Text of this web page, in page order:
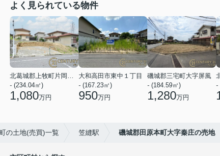
よく見られている物件
北葛城郡上牧町片岡台１丁目
- (234.04㎡)
1,080万円
大和高田市東中１丁目
- (167.23㎡)
950万円
磯城郡三宅町大字屏風
- (184.59㎡)
1,280万円
-
の土地(売買)一覧 笠縫駅 磯城郡田原本町大字秦庄の売地